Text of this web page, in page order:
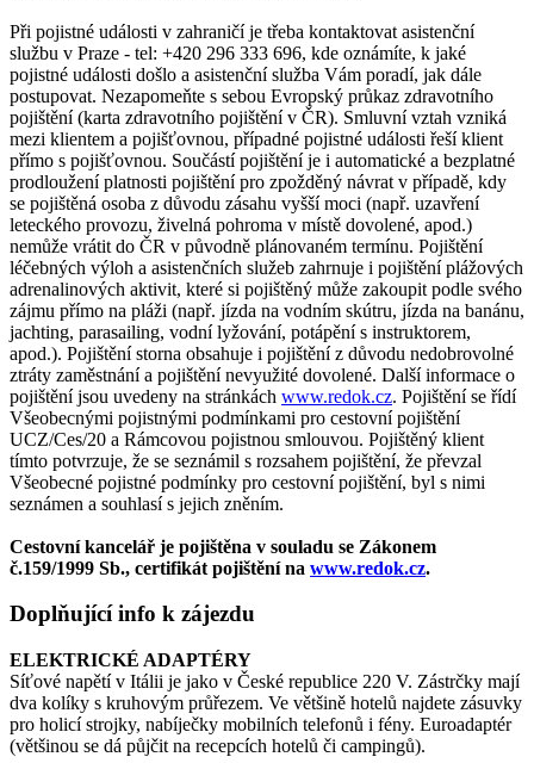
Při pojistné události v zahraničí je třeba kontaktovat asistenční
službu v Praze - tel: +420 296 333 696, kde oznámíte, k jaké
pojistné události došlo a asistenční služba Vám poradí, jak dále
postupovat. Nezapomeňte s sebou Evropský průkaz zdravotního
pojištění (karta zdravotního pojištění v ČR). Smluvní vztah vzniká
mezi klientem a pojišťovnou, případné pojistné události řeší klient
přímo s pojišťovnou. Součástí pojištění je i automatické a bezplatné
prodloužení platnosti pojištění pro zpožděný návrat v případě, kdy
se pojištěná osoba z důvodu zásahu vyšší moci (např. uzavření
leteckého provozu, živelná pohroma v místě dovolené, apod.)
nemůže vrátit do ČR v původně plánovaném termínu. Pojištění
léčebných výloh a asistenčních služeb zahrnuje i pojištění plážových
adrenalinových aktivit, které si pojištěný může zakoupit podle svého
zájmu přímo na pláži (např. jízda na vodním skútru, jízda na banánu,
jachting, parasailing, vodní lyžování, potápění s instruktorem,
apod.). Pojištění storna obsahuje i pojištění z důvodu nedobrovolné
ztráty zaměstnání a pojištění nevyužité dovolené. Další informace o
pojištění jsou uvedeny na stránkách www.redok.cz. Pojištění se řídí
Všeobecnými pojistnými podmínkami pro cestovní pojištění
UCZ/Ces/20 a Rámcovou pojistnou smlouvou. Pojištěný klient
tímto potvrzuje, že se seznámil s rozsahem pojištění, že převzal
Všeobecné pojistné podmínky pro cestovní pojištění, byl s nimi
seznámen a souhlasí s jejich zněním.
Cestovní kancelář je pojištěna v souladu se Zákonem
č.159/1999 Sb., certifikát pojištění na www.redok.cz.
Doplňující info k zájezdu
ELEKTRICKÉ ADAPTÉRY
Síťové napětí v Itálii je jako v České republice 220 V. Zástrčky mají
dva kolíky s kruhovým průřezem. Ve většině hotelů najdete zásuvky
pro holicí strojky, nabíječky mobilních telefonů i fény. Euroadaptér
(většinou se dá půjčit na recepcích hotelů či campingů).